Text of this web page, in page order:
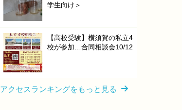
学生向け＞
【高校受験】横須賀の私立4
校が参加…合同相談会10/12
アクセスランキングをもっと見る